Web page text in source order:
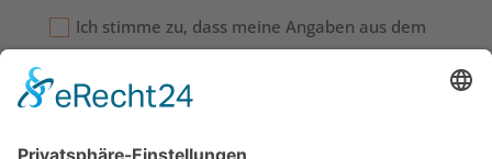
Ich stimme zu, dass meine Angaben aus dem
Kontaktformular zur Beantwortung meiner
Anfrage erhoben und verarbeitet werden. Die
Daten werden nach abgeschlossener Bearbeitung
Ihrer Anfrage gelöscht. Hinweis: Sie können Ihre